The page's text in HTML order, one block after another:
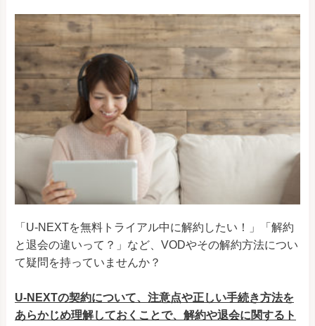
「U-NEXTを無料トライアル中に解約したい！」「解約
と退会の違いって？」など、VODやその解約方法につい
て疑問を持っていませんか？
U-NEXTの契約について、注意点や正しい手続き方法を
あらかじめ理解しておくことで、解約や退会に関するト